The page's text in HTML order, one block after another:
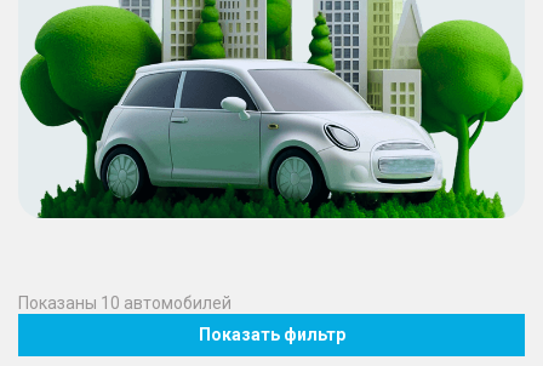
Показаны 10 автомобилей
Показать фильтр